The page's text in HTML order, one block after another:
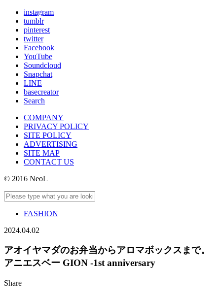
instagram
tumblr
pinterest
twitter
Facebook
YouTube
Soundcloud
Snapchat
LINE
basecreator
Search
COMPANY
PRIVACY POLICY
SITE POLICY
ADVERTISING
SITE MAP
CONTACT US
© 2016 NeoL
FASHION
2024.04.02
アオイヤマダのお弁当からアロマボックスまで。
アニエスベー GION -1st anniversary
Share